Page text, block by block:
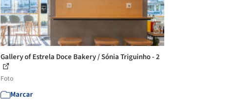
Gallery of Estrela Doce Bakery / Sónia Triguinho - 2
Foto
Marcar